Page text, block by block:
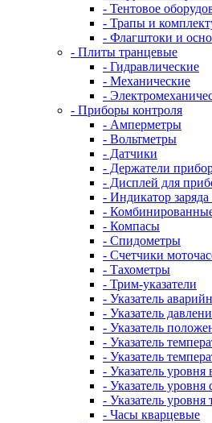
- Тентовое
- Трапы и
- Флагштоки и
- Плиты транцевые
- Гидравлические
- Механические
-
- Приборы контроля
- Амперметры
- Вольтметры
- Датчики
- Держатели
- Дисплей для
- Индикатор заряда
-
- Компасы
- Спидометры
- Счетчики
- Тахометры
- Трим-указатели
- Указатель
- Указатель
- Указатель
- Указатель
- Указатель
- Указатель уровня
- Указатель уровня
- Указатель уровня
- Часы кварцевые